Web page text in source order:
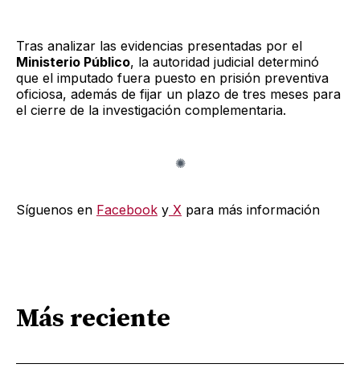
Tras analizar las evidencias presentadas por el
Ministerio Público, la autoridad judicial determinó
que el imputado fuera puesto en prisión preventiva
oficiosa, además de fijar un plazo de tres meses para
el cierre de la investigación complementaria.
Síguenos en Facebook y X para más información
Más reciente